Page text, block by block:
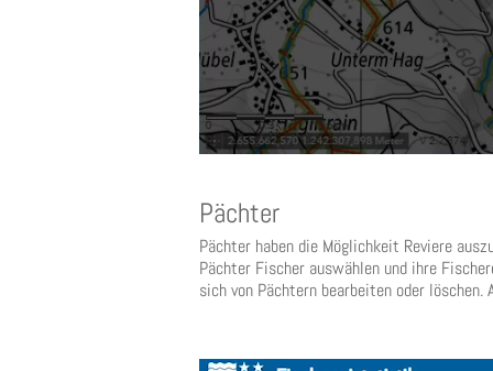
Pächter
Pächter haben die Möglichkeit Reviere
Pächter Fischer auswählen und ihre
sich von Pächtern bearbeiten oder löschen.